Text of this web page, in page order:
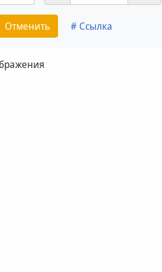
Отменить # Ссылка